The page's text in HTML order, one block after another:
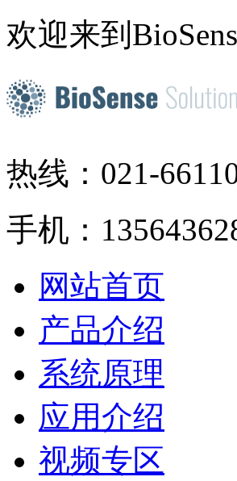
欢迎来到
热线：021-
手机：
网站首页
产品介绍
系统原理
应用介绍
视频专区